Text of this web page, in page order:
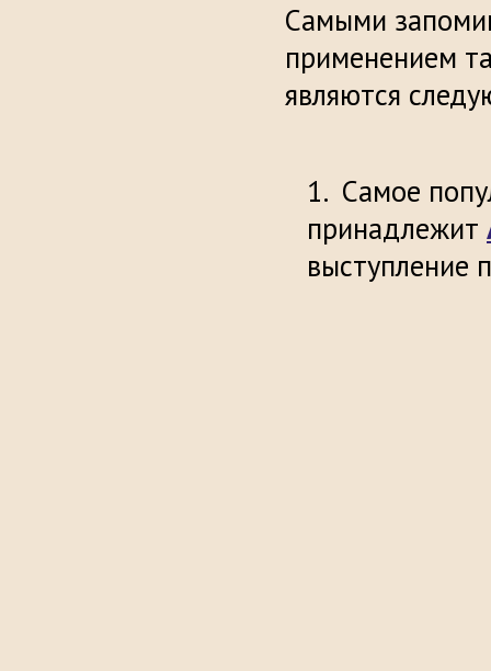
Самыми
применением
являются
Самое
принадлежит